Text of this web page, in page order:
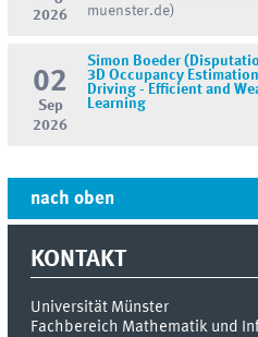
2026
muenster.de)
02
Sep
2026
Simon Boeder
3D Occupancy
Driving - Efficient and
Learning
nach oben
KONTAKT
Universität Münster
Fachbereich Mathematik und